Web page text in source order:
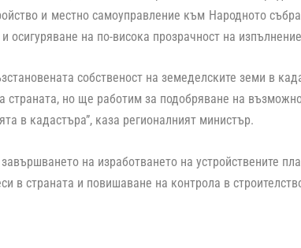
и местно самоуправление към Народното
осигуряване на по-висока прозрачност на
собственост на земеделските земи в
страната, но ще работим за подобряване на
в кадастъра”, каза регионалният министър.
на изработването на устройствените
в страната и повишаване на контрола в